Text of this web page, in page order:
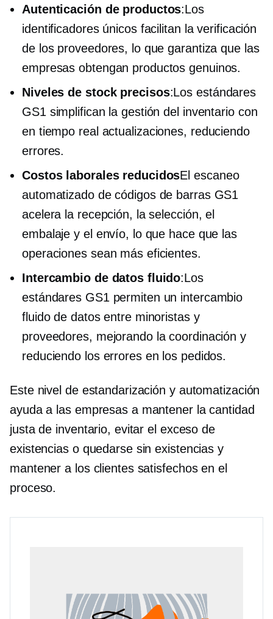
Autenticación de productos:Los
identificadores únicos facilitan la verificación
de los proveedores, lo que garantiza que las
empresas obtengan productos genuinos.
Niveles de stock precisos:Los estándares
GS1 simplifican la gestión del inventario con
en tiempo real actualizaciones, reduciendo
errores.
Costos laborales reducidosEl escaneo
automatizado de códigos de barras GS1
acelera la recepción, la selección, el
embalaje y el envío, lo que hace que las
operaciones sean más eficientes.
Intercambio de datos fluido:Los
estándares GS1 permiten un intercambio
fluido de datos entre minoristas y
proveedores, mejorando la coordinación y
reduciendo los errores en los pedidos.
Este nivel de estandarización y automatización
ayuda a las empresas a mantener la cantidad
justa de inventario, evitar el exceso de
existencias o quedarse sin existencias y
mantener a los clientes satisfechos en el
proceso.